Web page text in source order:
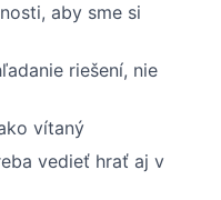
aby sme si
riešení, nie
vítaný
vedieť hrať aj v